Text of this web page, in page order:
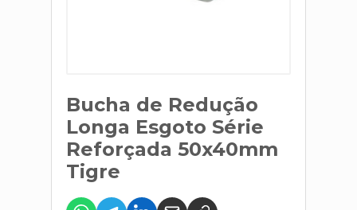
Bucha de Redução
Longa Esgoto Série
Reforçada 50x40mm
Tigre